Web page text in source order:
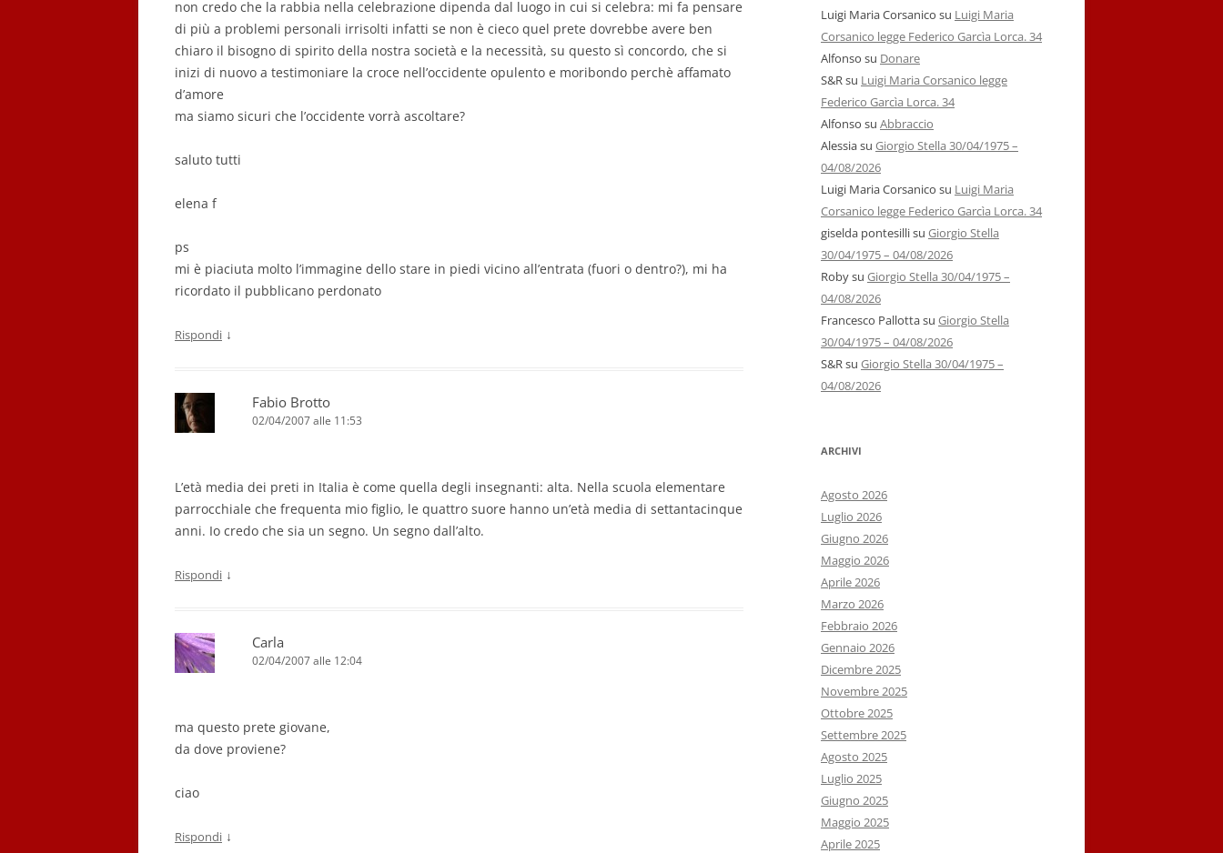
non credo che la rabbia nella celebrazione dipenda dal luogo in cui si celebra: mi fa pensare
di più a problemi personali irrisolti infatti se non è cieco quel prete dovrebbe avere ben
chiaro il bisogno di spirito della nostra società e la necessità, su questo sì concordo, che si
inizi di nuovo a testimoniare la croce nell’occidente opulento e moribondo perchè affamato
d’amore
ma siamo sicuri che l’occidente vorrà ascoltare?
saluto tutti
elena f
ps
mi è piaciuta molto l’immagine dello stare in piedi vicino all’entrata (fuori o dentro?), mi ha
ricordato il pubblicano perdonato
Rispondi ↓
Fabio Brotto
02/04/2007 alle 11:53
L’età media dei preti in Italia è come quella degli insegnanti: alta. Nella scuola elementare
parrocchiale che frequenta mio figlio, le quattro suore hanno un’età media di settantacinque
anni. Io credo che sia un segno. Un segno dall’alto.
Rispondi ↓
Carla
02/04/2007 alle 12:04
ma questo prete giovane,
da dove proviene?
ciao
Rispondi ↓
Luigi Maria Corsanico su Luigi Maria
Corsanico legge Federico Garcìa Lorca. 34
Alfonso su Donare
S&Rsu Luigi Maria Corsanico legge
Federico Garcìa Lorca. 34
Alfonso su Abbraccio
Alessiasu Giorgio Stella 30/04/1975 –
04/08/2026
Luigi Maria Corsanico su Luigi Maria
Corsanico legge Federico Garcìa Lorca. 34
giselda pontesillisu Giorgio Stella
30/04/1975 – 04/08/2026
Robysu Giorgio Stella 30/04/1975 –
04/08/2026
Francesco Pallottasu Giorgio Stella
30/04/1975 – 04/08/2026
S&Rsu Giorgio Stella 30/04/1975 –
04/08/2026
ARCHIVI
Agosto 2026
Luglio 2026
Giugno 2026
Maggio 2026
Aprile 2026
Marzo 2026
Febbraio 2026
Gennaio 2026
Dicembre 2025
Novembre 2025
Ottobre 2025
Settembre 2025
Agosto 2025
Luglio 2025
Giugno 2025
Maggio 2025
Aprile 2025